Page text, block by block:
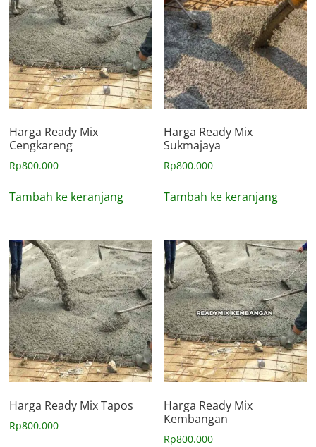
Harga Ready Mix
Cengkareng
Rp800.000
Tambah ke keranjang
Harga Ready Mix
Sukmajaya
Rp800.000
Tambah ke keranjang
Harga Ready Mix Tapos
Rp800.000
Harga Ready Mix
Kembangan
Rp800.000